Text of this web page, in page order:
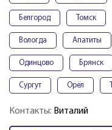
Белгород Томск
Вологда Апатиты
Одинцово Брянск
Сургут Орёл
Контакты: Виталий